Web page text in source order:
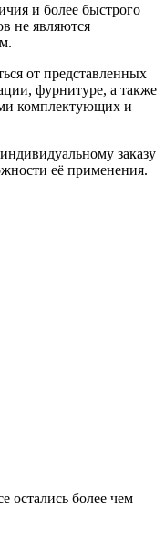
и более быстрого
не являются
от представленных
фурнитуре, а также
комплектующих и
заказу
её применения.
остались более чем